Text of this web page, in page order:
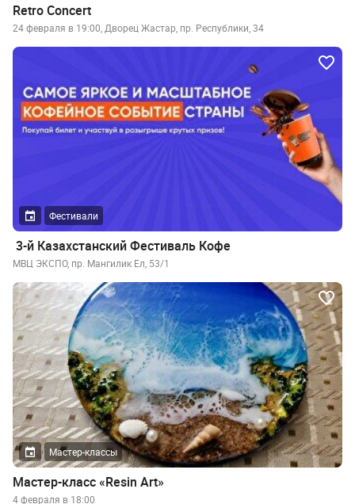
Retro Concert
24 февраля в 19:00, Дворец Жастар, пр. Республики, 34
Фестивали
3-й Казахстанский Фестиваль Кофе
МВЦ ЭКСПО, пр. Мангилик Ел, 53/1
Мастер-классы
Мастер-класс «Resin Art»
4 февраля в 18:00